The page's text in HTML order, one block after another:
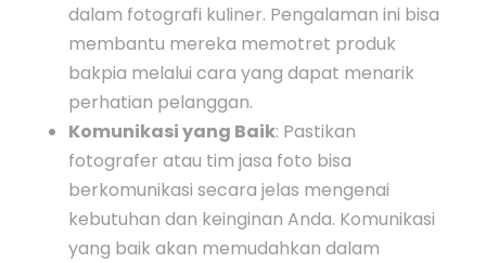
dalam fotografi kuliner. Pengalaman ini bisa
membantu mereka memotret produk
bakpia melalui cara yang dapat menarik
perhatian pelanggan.
Komunikasi yang Baik: Pastikan
fotografer atau tim jasa foto bisa
berkomunikasi secara jelas mengenai
kebutuhan dan keinginan Anda. Komunikasi
yang baik akan memudahkan dalam